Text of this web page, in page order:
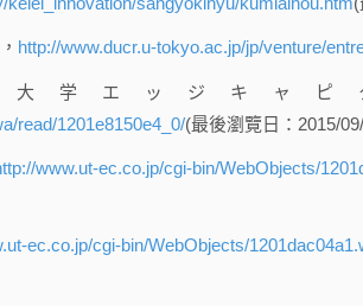
http://www.ducr.u-tokyo.ac.jp/jp/venture/
学エッジキャピ
read/1201e8150e4_0/(最後瀏覽日：2015/
www.ut-ec.co.jp/cgi-bin/WebObjects/
ec.co.jp/cgi-bin/WebObjects/